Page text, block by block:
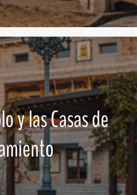
y las Casas de